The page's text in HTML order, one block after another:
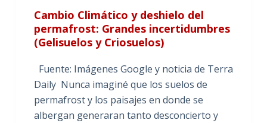
Cambio Climático y deshielo del
permafrost: Grandes incertidumbres
(Gelisuelos y Criosuelos)
Fuente: Imágenes Google y noticia de Terra
Daily Nunca imaginé que los suelos de
permafrost y los paisajes en donde se
albergan generaran tanto desconcierto y